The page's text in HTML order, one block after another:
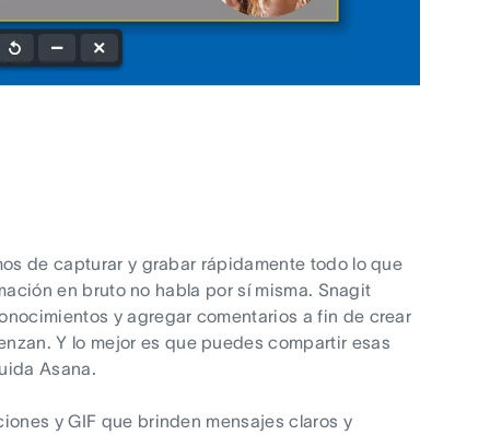
de capturar y grabar rápidamente todo lo que
en bruto no habla por sí misma. Snagit
y agregar comentarios a fin de crear
Y lo mejor es que puedes compartir esas
Asana.
y GIF que brinden mensajes claros y